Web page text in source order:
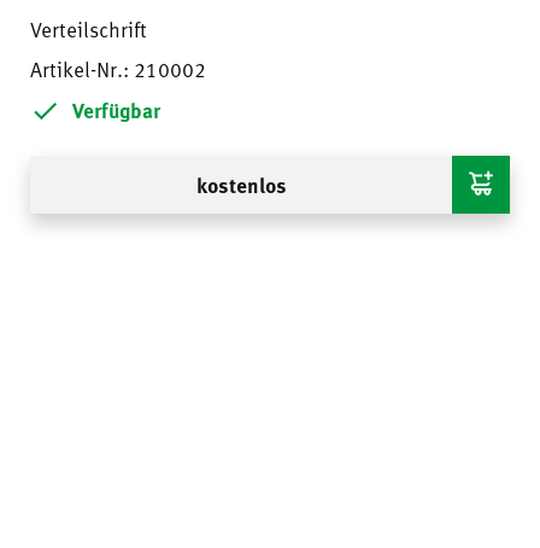
Verteilschrift
Artikel-Nr.: 210002
Verfügbar
kostenlos